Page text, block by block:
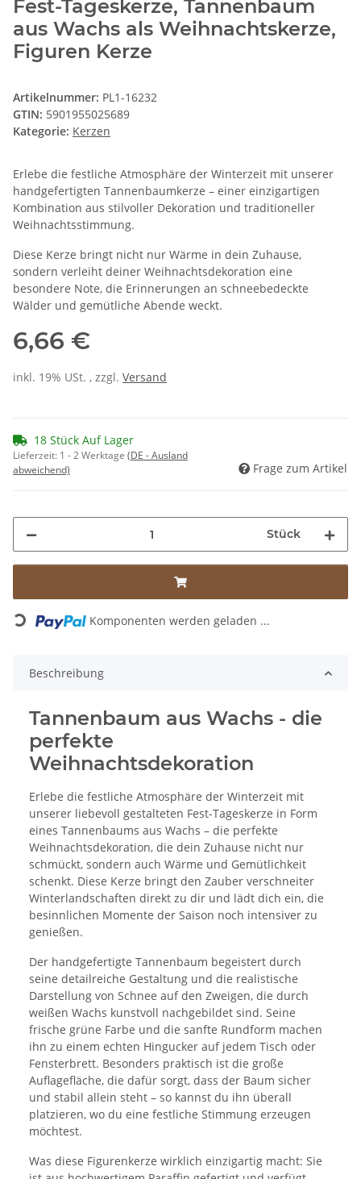
Fest-Tageskerze, Tannenbaum
aus Wachs als Weihnachtskerze,
Figuren Kerze
Artikelnummer: PL1-16232
GTIN: 5901955025689
Kategorie: Kerzen
Erlebe die festliche Atmosphäre der Winterzeit mit unserer
handgefertigten Tannenbaumkerze – einer einzigartigen
Kombination aus stilvoller Dekoration und traditioneller
Weihnachtsstimmung.
Diese Kerze bringt nicht nur Wärme in dein Zuhause,
sondern verleiht deiner Weihnachtsdekoration eine
besondere Note, die Erinnerungen an schneebedeckte
Wälder und gemütliche Abende weckt.
6,66 €
inkl. 19% USt. , zzgl. Versand
18 Stück Auf Lager
Lieferzeit: 1 - 2 Werktage (DE - Ausland
abweichend)
Frage zum Artikel
Stück
Loading... Komponenten werden geladen ...
Beschreibung
Tannenbaum aus Wachs - die
perfekte
Weihnachtsdekoration
Erlebe die festliche Atmosphäre der Winterzeit mit
unserer liebevoll gestalteten Fest-Tageskerze in Form
eines Tannenbaums aus Wachs – die perfekte
Weihnachtsdekoration, die dein Zuhause nicht nur
schmückt, sondern auch Wärme und Gemütlichkeit
schenkt. Diese Kerze bringt den Zauber verschneiter
Winterlandschaften direkt zu dir und lädt dich ein, die
besinnlichen Momente der Saison noch intensiver zu
genießen.
Der handgefertigte Tannenbaum begeistert durch
seine detailreiche Gestaltung und die realistische
Darstellung von Schnee auf den Zweigen, die durch
weißen Wachs kunstvoll nachgebildet sind. Seine
frische grüne Farbe und die sanfte Rundform machen
ihn zu einem echten Hingucker auf jedem Tisch oder
Fensterbrett. Besonders praktisch ist die große
Auflagefläche, die dafür sorgt, dass der Baum sicher
und stabil allein steht – so kannst du ihn überall
platzieren, wo du eine festliche Stimmung erzeugen
möchtest.
Was diese Figurenkerze wirklich einzigartig macht: Sie